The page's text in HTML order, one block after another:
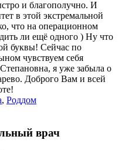
и благополучно. И
в этой экстремальной
что на операционном
ли ещё одного ) Ну что
буквы! Сейчас по
чувствуем себя
я уже забыла о
Доброго Вам и всей
, Роддом
врач